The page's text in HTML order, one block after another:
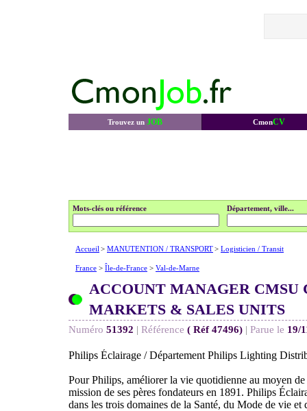
Trouvez un JOB CmonCV
Mots-clés ou référence Département, ville...
Accueil > MANUTENTION / TRANSPORT> Logisticien / Transit
France > Île-de-France > Val-de-Marne
ACCOUNT MANAGER CMSU
MARKETS & SALES UNITS
Numéro 51392 | Référence ( Réf 47496) | Parue le 19/
Philips Éclairage / Département Philips Lighting
Pour Philips, améliorer la vie quotidienne au moyen
mission de ses pères fondateurs en 1891. Philips
dans les trois domaines de la Santé, du Mode de vie et